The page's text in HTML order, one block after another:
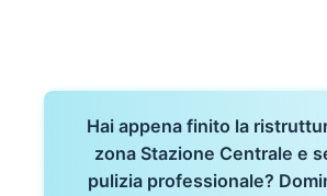
Hai appena finito la
zona Stazione Centrale e
pulizia professionale?